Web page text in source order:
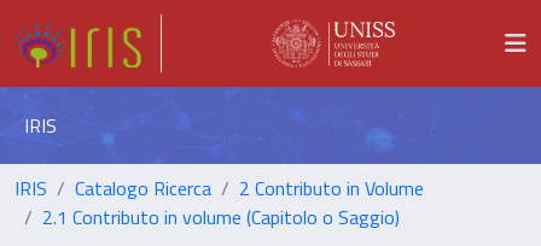
IRIS
IRIS Catalogo Ricerca
2 Contributo in Volume
2.1 Contributo in volume (Capitolo o Saggio)